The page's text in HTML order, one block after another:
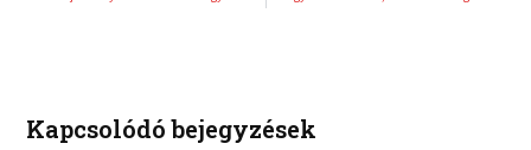
Kapcsolódó bejegyzések